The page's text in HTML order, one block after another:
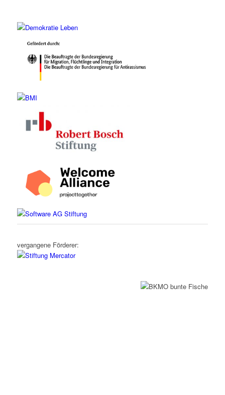
vergangene Förderer: